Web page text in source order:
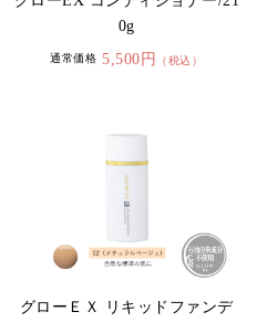
0g
通常価格 5,500円 （税込）
グローＥＸ リキッドファンデ